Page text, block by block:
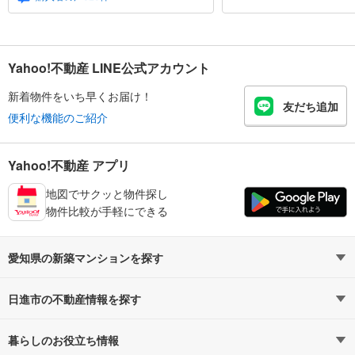
Yahoo!不動産 LINE公式アカウント
新着物件をいち早くお届け！
便利な機能のご紹介
友だち追加
Yahoo!不動産 アプリ
地図でサクッと物件探し
物件比較が手軽にできる
愛知県の新築マンションを探す
路線・駅から探す
通勤時間から探す
日進市の不動産情報を探す
不動産・住宅
暮らしのお役立ち情報